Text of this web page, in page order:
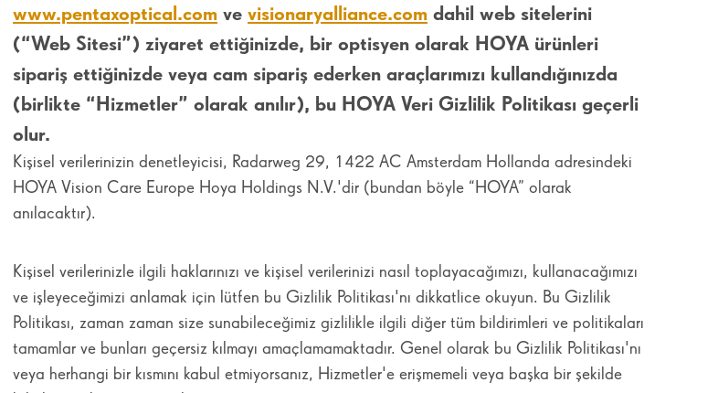
www.pentaxoptical.com ve visionaryalliance.com dahil web sitelerini
(“Web Sitesi”) ziyaret ettiğinizde, bir optisyen olarak HOYA ürünleri
sipariş ettiğinizde veya cam sipariş ederken araçlarımızı kullandığınızda
(birlikte “Hizmetler” olarak anılır), bu HOYA Veri Gizlilik Politikası geçerli
olur.
Kişisel verilerinizin denetleyicisi, Radarweg 29, 1422 AC Amsterdam Hollanda adresindeki
HOYA Vision Care Europe Hoya Holdings N.V.'dir (bundan böyle “HOYA” olarak
anılacaktır).
Kişisel verilerinizle ilgili haklarınızı ve kişisel verilerinizi nasıl toplayacağımızı, kullanacağımızı
ve işleyeceğimizi anlamak için lütfen bu Gizlilik Politikası'nı dikkatlice okuyun. Bu Gizlilik
Politikası, zaman zaman size sunabileceğimiz gizlilikle ilgili diğer tüm bildirimleri ve politikaları
tamamlar ve bunları geçersiz kılmayı amaçlamamaktadır. Genel olarak bu Gizlilik Politikası'nı
veya herhangi bir kısmını kabul etmiyorsanız, Hizmetler'e erişmemeli veya başka bir şekilde